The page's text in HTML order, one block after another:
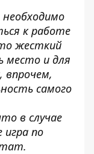
необходимо
к работе
жесткий
место и для
впрочем,
самого
в случае
игра по